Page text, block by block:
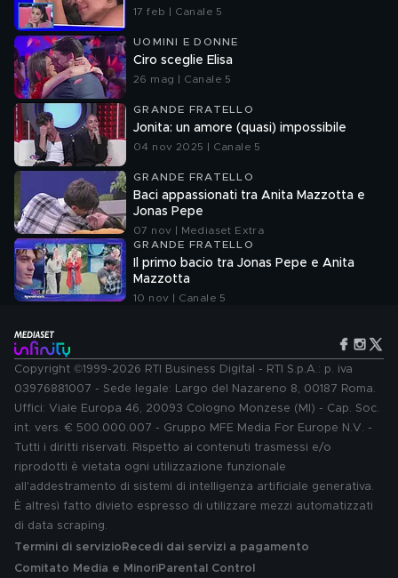
17 feb | Canale 5
UOMINI E DONNE
Ciro sceglie Elisa
26 mag | Canale 5
GRANDE FRATELLO
Jonita: un amore (quasi) impossibile
04 nov 2025 | Canale 5
GRANDE FRATELLO
Baci appassionati tra Anita Mazzotta e
Jonas Pepe
07 nov | Mediaset Extra
GRANDE FRATELLO
Il primo bacio tra Jonas Pepe e Anita
Mazzotta
10 nov | Canale 5
Copyright ©1999-2026 RTI Business Digital - RTI S.p.A.: p. iva
03976881007 - Sede legale: Largo del Nazareno 8, 00187 Roma.
Uffici: Viale Europa 46, 20093 Cologno Monzese (MI) - Cap. Soc.
int. vers. € 500.000.007 - Gruppo MFE Media For Europe N.V. -
Tutti i diritti riservati. Rispetto ai contenuti trasmessi e/o
riprodotti è vietata ogni utilizzazione funzionale
all'addestramento di sistemi di intelligenza artificiale generativa.
È altresì fatto divieto espresso di utilizzare mezzi automatizzati
di data scraping.
Termini di servizio Recedi dai servizi a pagamento
Comitato Media e MinoriParental Control